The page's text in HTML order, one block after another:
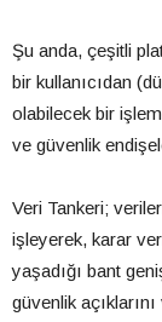
Şu anda, çeşitli
bir kullanıcıdan
olabilecek bir
ve güvenlik
Veri Tankeri;
işleyerek, karar
yaşadığı bant
güvenlik